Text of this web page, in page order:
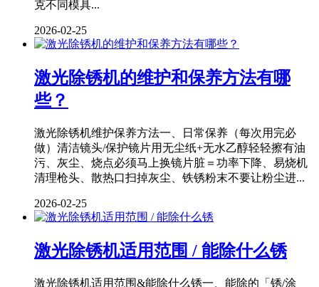
克不同模具...
2026-02-25
激光除锈机的维护和保养方法有哪
些？
激光除锈机维护保养方法一、日常保养（每次用完必
做）清洁镜头/保护镜片用无尘纸+无水乙醇轻轻擦有油
污、灰尘、烧点必须马上换镜片脏＝功率下降、易烧机
清理枪头、散热口扫掉灰尘、铁锈粉末不要让粉尘进...
2026-02-25
激光除锈机适用范围 / 能除什么锈
激光除锈机适用范围&能除什么锈一、能除的「锈/涂